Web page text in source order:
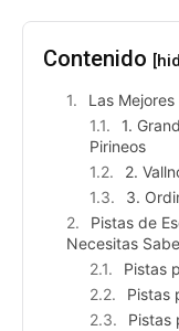
Contenido
Las
1.
Pirineos
2.
3.
Pistas de
Necesitas
Pistas
Pistas
Pistas